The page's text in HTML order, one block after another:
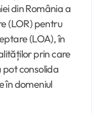
din România a
(LOR) pentru
(LOA), în
prin care
pot consolida
în domeniul